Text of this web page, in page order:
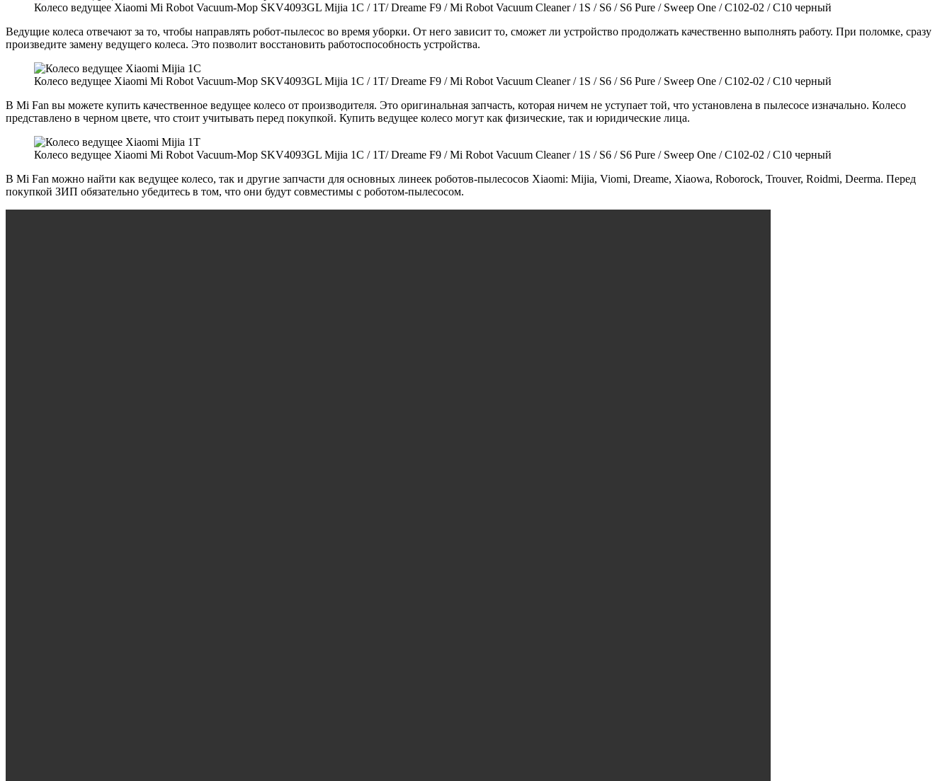
Колесо ведущее Xiaomi Mi Robot Vacuum-Mop SKV4093GL Mijia 1C / 1T/ Dreame F9 / Mi Robot Vacuum Cleaner / 1S / S6 / S6 Pure / Sweep One / C102-02 / С10 черный
Ведущие колеса отвечают за то, чтобы направлять робот-пылесос во время уборки. От него зависит то, сможет ли устройство продолжать качественно выполнять работу. При поломке, сразу
произведите замену ведущего колеса. Это позволит восстановить работоспособность устройства.
Колесо ведущее Xiaomi Mi Robot Vacuum-Mop SKV4093GL Mijia 1C / 1T/ Dreame F9 / Mi Robot Vacuum Cleaner / 1S / S6 / S6 Pure / Sweep One / C102-02 / С10 черный
В Mi Fan вы можете купить качественное ведущее колесо от производителя. Это оригинальная запчасть, которая ничем не уступает той, что установлена в пылесосе изначально. Колесо
представлено в черном цвете, что стоит учитывать перед покупкой. Купить ведущее колесо могут как физические, так и юридические лица.
Колесо ведущее Xiaomi Mi Robot Vacuum-Mop SKV4093GL Mijia 1C / 1T/ Dreame F9 / Mi Robot Vacuum Cleaner / 1S / S6 / S6 Pure / Sweep One / C102-02 / С10 черный
В Mi Fan можно найти как ведущее колесо, так и другие запчасти для основных линеек роботов-пылесосов Xiaomi: Mijia, Viomi, Dreame, Xiaowa, Roborock, Trouver, Roidmi, Deerma. Перед
покупкой ЗИП обязательно убедитесь в том, что они будут совместимы с роботом-пылесосом.